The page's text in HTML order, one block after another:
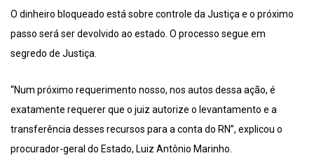
O dinheiro bloqueado está sobre controle da Justiça e o próximo
passo será ser devolvido ao estado. O processo segue em
segredo de Justiça.
“Num próximo requerimento nosso, nos autos dessa ação, é
exatamente requerer que o juiz autorize o levantamento e a
transferência desses recursos para a conta do RN”, explicou o
procurador-geral do Estado, Luiz Antônio Marinho.